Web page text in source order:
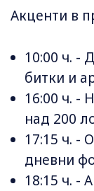
Акценти в
10:00 ч. -
битки и
16:00 ч. -
над 200
17:15 ч. -
дневни
18:15 ч. -